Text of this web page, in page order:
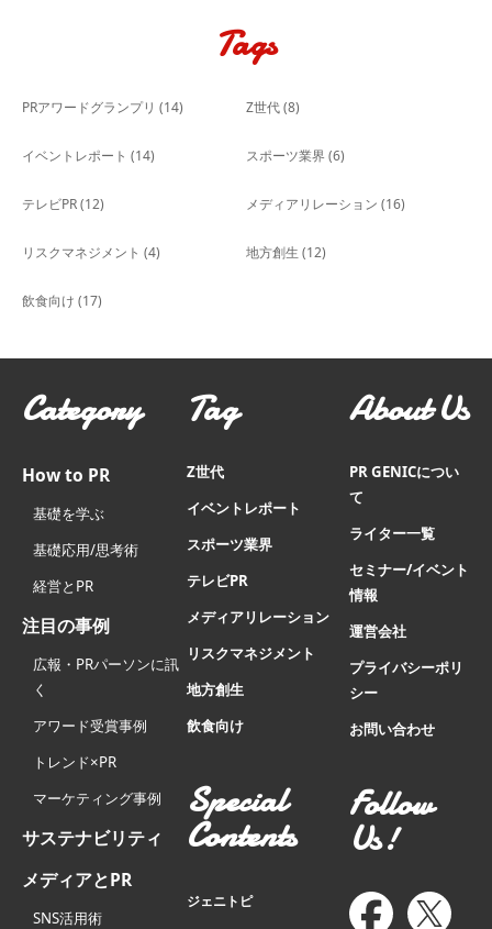
Tags
PRアワードグランプリ (14) Z世代(8)
イベントレポート (14) スポーツ業界 (6)
テレビPR(12) メディアリレーション (16)
リスクマネジメント (4) 地方創生 (12)
飲食向け (17)
Category
How to PR
基礎を学ぶ
基礎応用/思考術
経営とPR
注目の事例
広報・PRパーソンに訊
く
アワード受賞事例
トレンド×PR
マーケティング事例
サステナビリティ
メディアとPR
SNS活用術
Tag
Z世代
イベントレポート
スポーツ業界
テレビPR
メディアリレーション
リスクマネジメント
地方創生
飲食向け
Special
Contents
ジェニトピ
About Us
PR GENICについ
て
ライター一覧
セミナー/イベント
情報
運営会社
プライバシーポリ
シー
お問い合わせ
Follow
Us!